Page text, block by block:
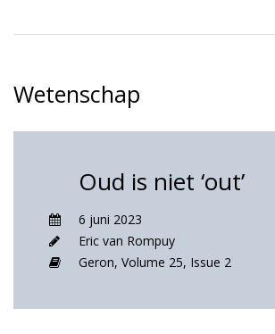
Wetenschap
Oud is niet ‘out’
6 juni 2023
Eric van Rompuy
Geron, Volume 25, Issue 2